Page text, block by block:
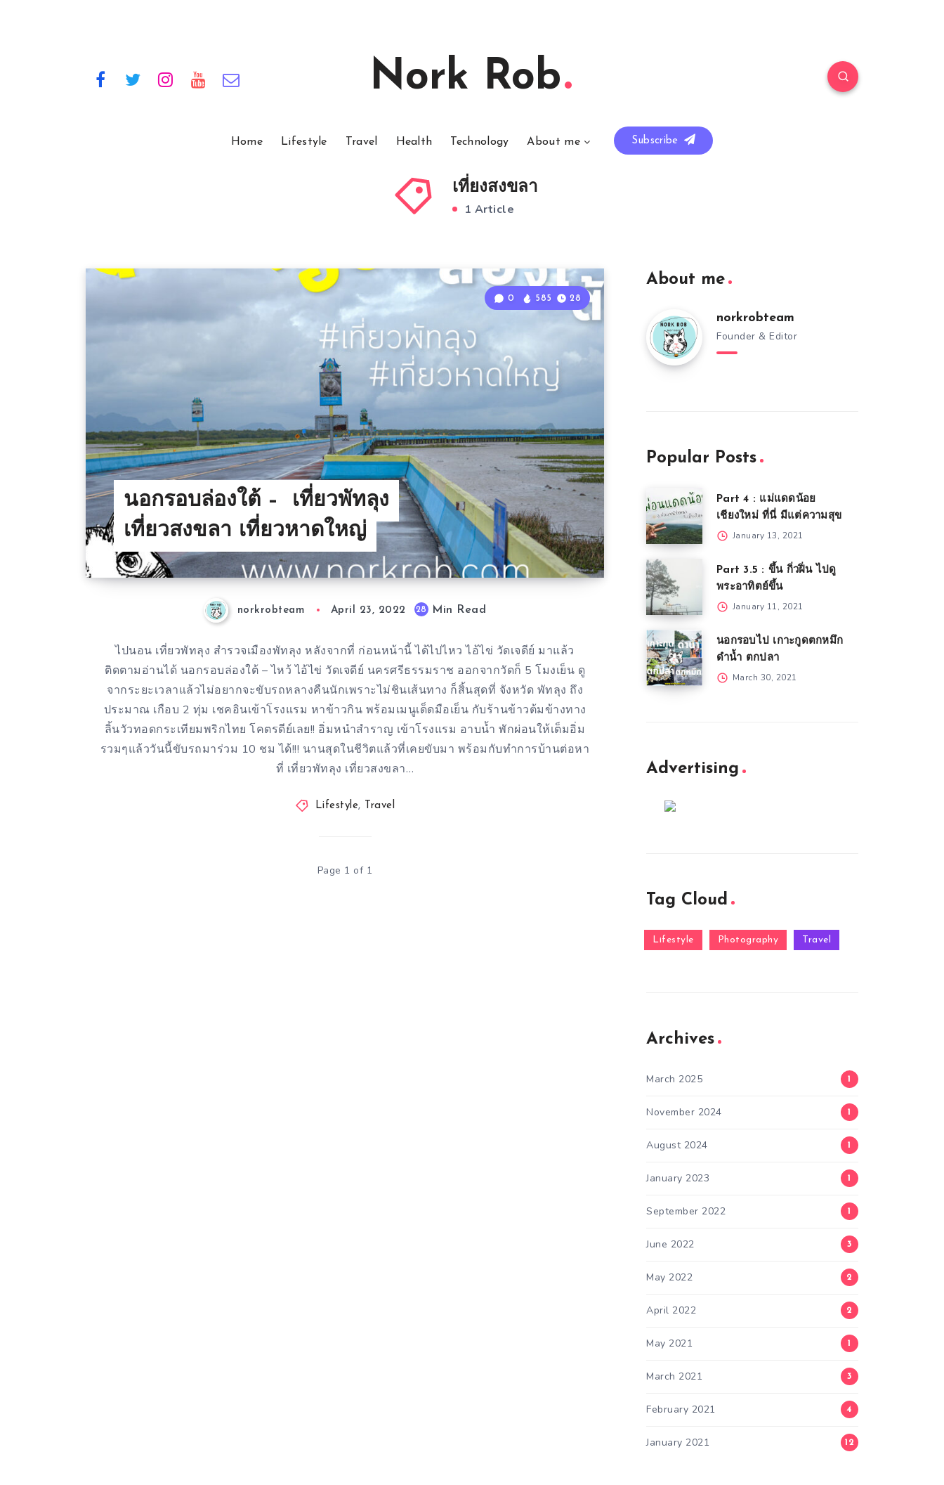
Nork Rob
Home Lifestyle Travel Health Technology About me Subscribe
เที่ยงสงขลา
1 Article
นอกรอบล่องใต้ – เที่ยวพัทลุง
เที่ยวสงขลา เที่ยวหาดใหญ่
0 585 28
norkrobteam April 23, 2022 28 Min Read
ไปนอน เที่ยวพัทลุง สำรวจเมืองพัทลุง หลังจากที่ ก่อนหน้านี้ ได้ไปไหว ไอ้ไข่ วัดเจดีย์ มาแล้ว
ติดตามอ่านได้ นอกรอบล่องใต้ – ไหว้ ไอ้ไข่ วัดเจดีย์ นครศรีธรรมราช ออกจากวัดก็ 5 โมงเย็น ดู
จากระยะเวลาแล้วไม่อยากจะขับรถหลางคืนนักเพราะไม่ชินเส้นทาง ก็สิ้นสุดที่ จังหวัด พัทลุง ถึง
ประมาณ เกือบ 2 ทุ่ม เชคอินเข้าโรงแรม หาข้าวกิน พร้อมเมนูเด็ดมือเย็น กับร้านข้าวต้มข้างทาง
ลิ้นวัวทอดกระเทียมพริกไทย โคตรดีย์เลย!! อิ่มหนำสำราญ เข้าโรงแรม อาบน้ำ พักผ่อนให้เต็มอิ่ม
รวมๆแล้ววันนี้ขับรถมาร่วม 10 ชม ได้!!! นานสุดในชีวิตแล้วที่เคยขับมา พร้อมกับทำการบ้านต่อหา
ที่ เที่ยวพัทลุง เที่ยวสงขลา…
Lifestyle, Travel
Page 1 of 1
About me
norkrobteam
Founder & Editor
Popular Posts
Part 4 : แม่แดดน้อย
เชียงใหม่ ที่นี่ มีแต่ความสุข
January 13, 2021
Part 3.5 : ขึ้น กิ่วฝิ่น ไปดู
พระอาทิตย์ขึ้น
January 11, 2021
นอกรอบไป เกาะกูดตกหมึก
ดำน้ำ ตกปลา
March 30, 2021
Advertising
Tag Cloud
Lifestyle Photography Travel
Archives
March 2025 1
November 2024 1
August 2024 1
January 2023 1
September 2022 1
June 2022 3
May 2022 2
April 2022 2
May 2021 1
March 2021 3
February 2021 4
January 2021 12